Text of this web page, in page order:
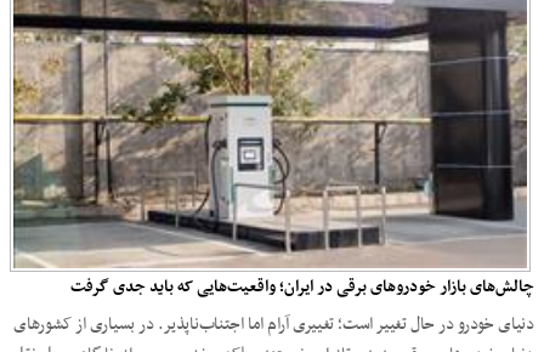
چالش‌های بازار خودروهای برقی در ایران؛ واقعیت‌هایی که باید جدی گرفت
دنیای خودرو در حال تغییر است؛ تغییری آرام اما اجتناب‌ناپذیر. در بسیاری از کشورهای